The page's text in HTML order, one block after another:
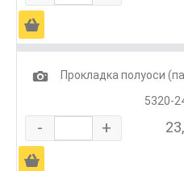
Ä
1
Прокладка полуоси
5320-
- +
Ä